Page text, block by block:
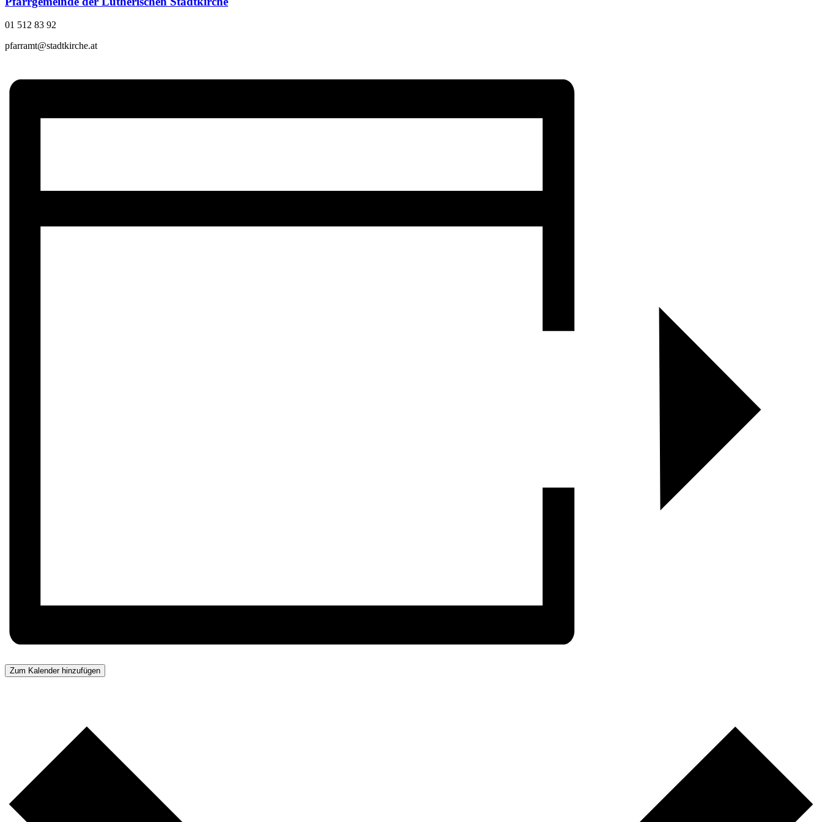
01 512 83 92
pfarramt@stadtkirche.at
Zum Kalender hinzufügen